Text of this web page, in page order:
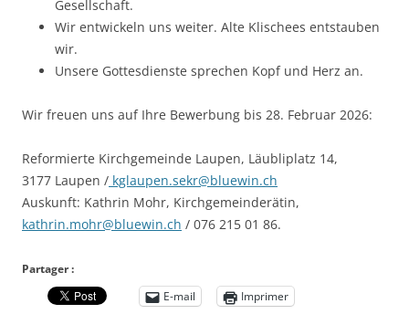
Gesellschaft.
Wir entwickeln uns weiter. Alte Klischees entstauben
wir.
Unsere Gottesdienste sprechen Kopf und Herz an.
Wir freuen uns auf Ihre Bewerbung bis 28. Februar 2026:
Reformierte Kirchgemeinde Laupen, Läubliplatz 14,
3177 Laupen / kglaupen.sekr@bluewin.ch
Auskunft: Kathrin Mohr, Kirchgemeinderätin,
kathrin.mohr@bluewin.ch / 076 215 01 86.
Partager :
E-mail
Imprimer